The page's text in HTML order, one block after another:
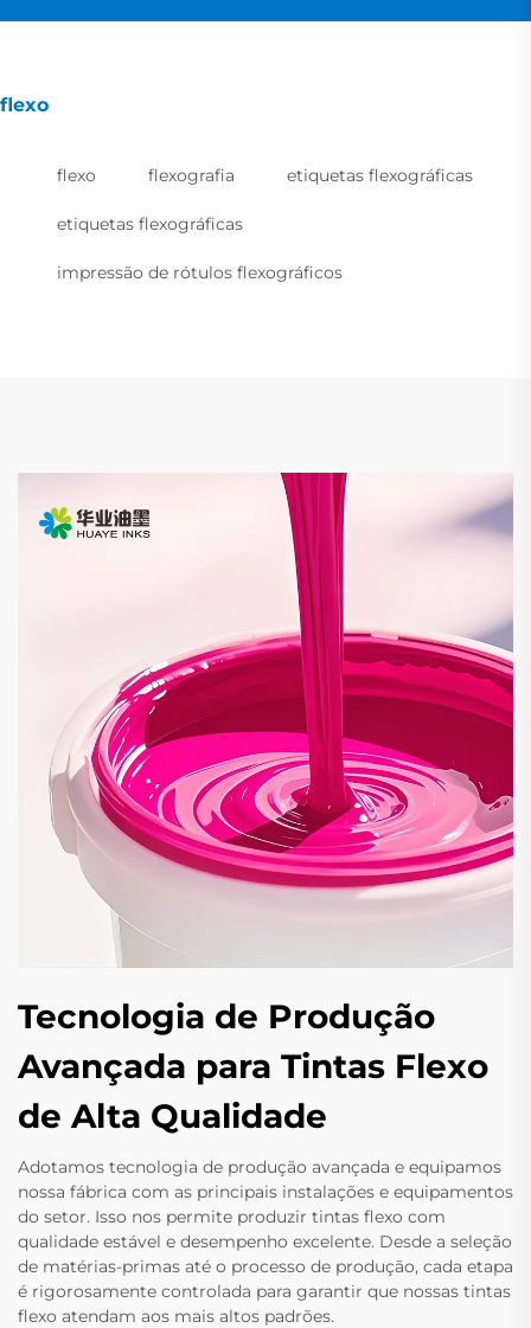
flexo
flexo flexografia etiquetas flexográficas
etiquetas flexográficas
impressão de rótulos flexográficos
Tecnologia de Produção
Avançada para Tintas Flexo
de Alta Qualidade
Adotamos tecnologia de produção avançada e equipamos
nossa fábrica com as principais instalações e equipamentos
do setor. Isso nos permite produzir tintas flexo com
qualidade estável e desempenho excelente. Desde a seleção
de matérias-primas até o processo de produção, cada etapa
é rigorosamente controlada para garantir que nossas tintas
flexo atendam aos mais altos padrões.